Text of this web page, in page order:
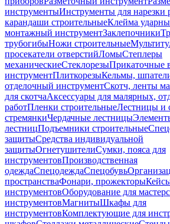
инструментыИнструменты для нарезки
карандаши строительныеКлейма
монтажный инструментЗаклепочники
трубогибыНожи строительные
просекатели отверстийЛомыСтеплеры
механическиеСтеклорезыПрикаточные
инструментПлиткорезыКельмы,
отделочный инструментСкотч, ленты
для скотчаАксессуары для малярных,
работПленки строительныеЛестницы и
стремянкиЧердачные лестницы
лестницПодъемники строительные
защитыСредства индивидуальной
защитыОгнетушителиСумки, пояса для
инструментовПроизводственная
одеждаСпецодеждаСпецобувь
пространстваФонари, прожекторы
инструментовОборудование для
инструментовМагнитыШкафы для
инструментовКомплектующие для